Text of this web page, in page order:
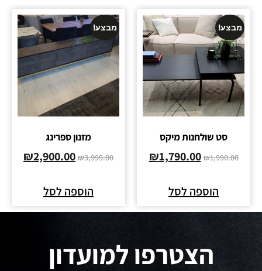
מבצע!
סט שולחנות מיקס
₪1,990.00
₪1,790.00
הוספה לסל
מבצע!
מזנון ספרינג
₪3,999.00
₪2,900.00
הוספה לסל
הצטרפו למועדון